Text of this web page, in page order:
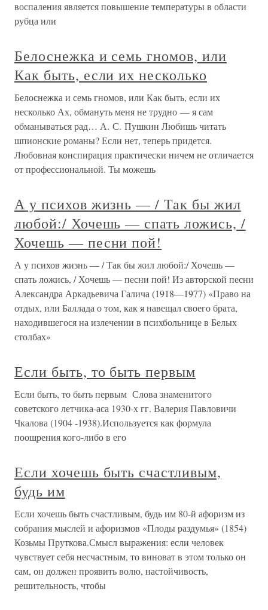
воспаления является повышение температуры в области
рубца или
Белоснежка и семь гномов, или
Как быть, если их несколько
Белоснежка и семь гномов, или Как быть, если их
несколько Ах, обмануть меня не трудно — я сам
обманываться рад… А. С. Пушкин Любишь читать
шпионские романы? Если нет, теперь придется.
Любовная конспирация практически ничем не отличается
от профессиональной. Ты можешь
А у психов жизнь — / Так бы жил
любой:/ Хочешь — спать ложись, /
Хочешь — песни пой!
А у психов жизнь — / Так бы жил любой:/ Хочешь —
спать ложись, / Хочешь — песни пой! Из авторской песни
Александра Аркадьевича Галича (1918—1977) «Право на
отдых, или Баллада о том, как я навещал своего брата,
находившегося на излечении в психбольнице в Белых
столбах»
Если быть, то быть первым
Если быть, то быть первым Слова знаменитого
советского летчика-аса 1930-х гг. Валерия Павловичи
Чкалова (1904 -1938).Используется как формула
поощрения кого-либо в его
Если хочешь быть счастливым,
будь им
Если хочешь быть счастливым, будь им 80-й афоризм из
собрания мыслей и афоризмов «Плоды раздумья» (1854)
Козьмы Пруткова.Смысл выражения: если человек
чувствует себя несчастным, то виноват в этом только он
сам, он должен проявить волю, настойчивость,
решительность, чтобы